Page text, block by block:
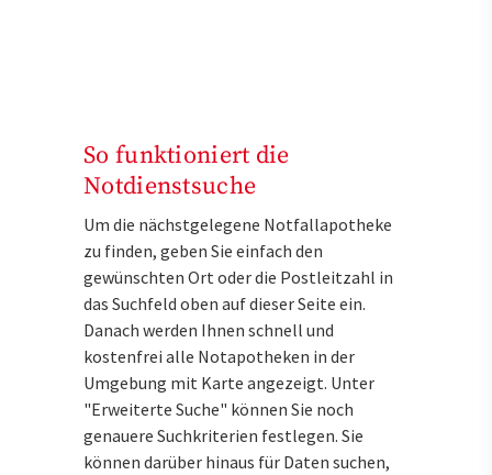
So funktioniert die
Notdienstsuche
Um die nächstgelegene Notfallapotheke
zu finden, geben Sie einfach den
gewünschten Ort oder die Postleitzahl in
das Suchfeld oben auf dieser Seite ein.
Danach werden Ihnen schnell und
kostenfrei alle Notapotheken in der
Umgebung mit Karte angezeigt. Unter
"Erweiterte Suche" können Sie noch
genauere Suchkriterien festlegen. Sie
können darüber hinaus für Daten suchen,